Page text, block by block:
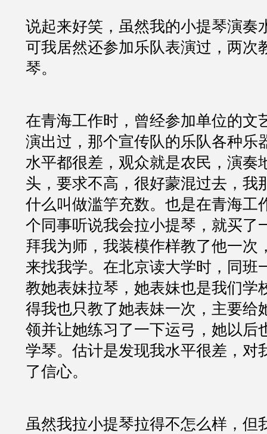
说起来好笑，虽然我的小提琴演奏
可我居然还参加乐队表演过，两次
琴。
在青海工作时，曾经参加单位的文
演出过，那个宣传队的乐队各种乐
水平都很差，观众就是农民，演奏
头，要求不高，很好蒙混过去，我
什么叫做滥竽充数。也是在青海工
个同事听说我会拉小提琴，就买了
拜我为师，我装模作样教了他一次
来找我学。在北京读大学时，同班
教她表妹拉琴，她表妹也是我们学
得我也只教了她表妹一次，主要给
领并让她练习了一下运弓，她以后
学琴。估计是发现我水平很差，对
了信心。
虽然我拉小提琴拉得不怎么样，但